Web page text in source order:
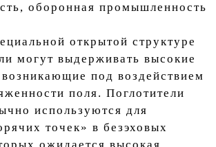
оборонная промышленность
открытой структуре
могут выдерживать высокие
под воздействием
поля. Поглотители
используются для
точек» в безэховых